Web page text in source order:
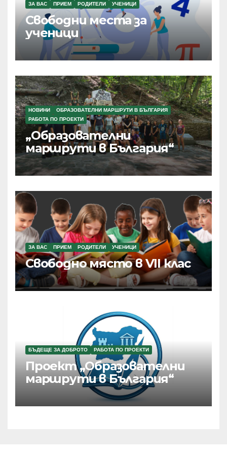
ЗА ВАС ПРИЕМ РОДИТЕЛИ УЧЕНИЦИ
Свободни места за
ученици
НОВИНИ
ОБРАЗОВАТЕЛНИ МАРШРУТИ В БЪЛГАРИЯ
РАБОТА ПО ПРОЕКТИ
„Образователни
маршрути в България“
ЗА ВАС ПРИЕМ РОДИТЕЛИ УЧЕНИЦИ
Свободно място в VII клас
БЪДЕЩЕ ЗА ДОБРОТО РАБОТА ПО ПРОЕКТИ
Проект „Образователни
маршрути в България“